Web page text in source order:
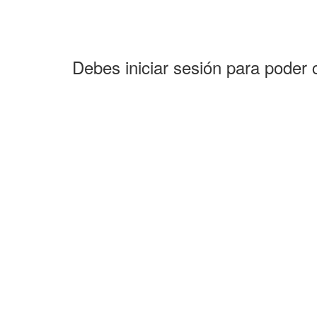
Debes iniciar sesión para poder